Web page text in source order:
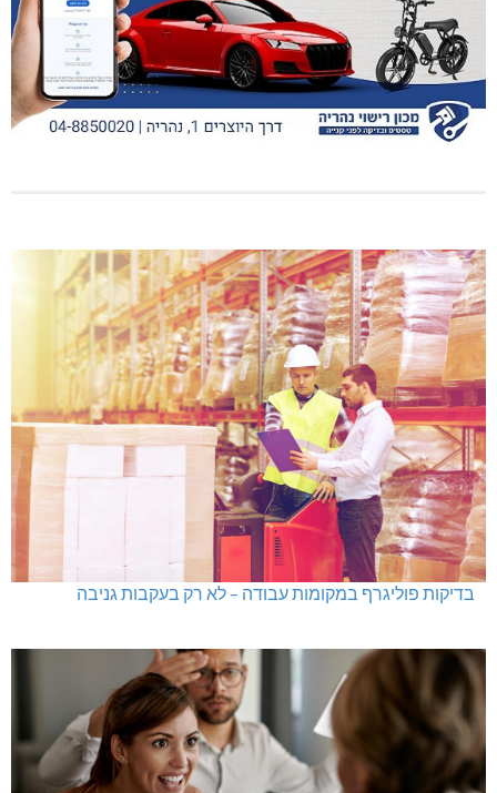
בדיקות פוליגרף במקומות עבודה – לא רק בעקבות גניבה